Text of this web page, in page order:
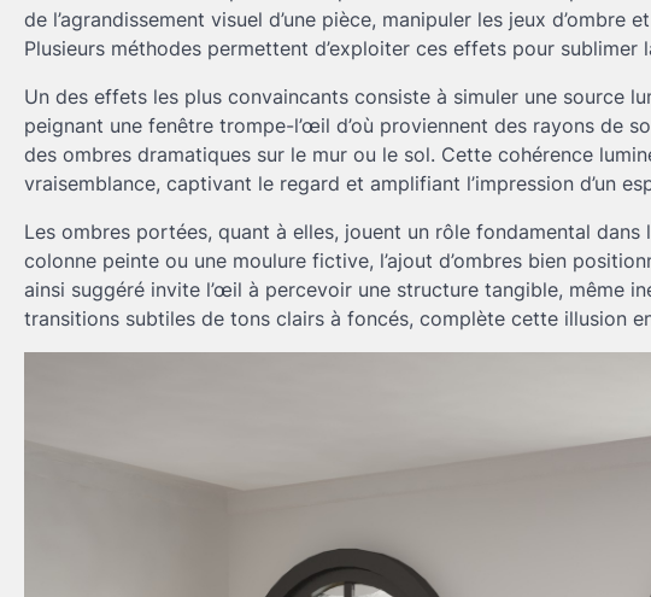
de l’agrandissement visuel d’une pièce, manipuler les jeux d’ombre
Plusieurs méthodes permettent d’exploiter ces effets pour sublimer
Un des effets les plus convaincants consiste à simuler une source
peignant une fenêtre trompe-l’œil d’où proviennent des rayons de
des ombres dramatiques sur le mur ou le sol. Cette cohérence
vraisemblance, captivant le regard et amplifiant l’impression d’un
Les ombres portées, quant à elles, jouent un rôle fondamental
colonne peinte ou une moulure fictive, l’ajout d’ombres bien
ainsi suggéré invite l’œil à percevoir une structure tangible, même
transitions subtiles de tons clairs à foncés, complète cette illusion